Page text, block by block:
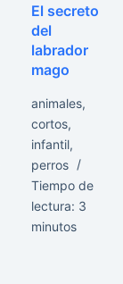
El secreto
del
labrador
mago
animales,
cortos,
infantil,
perros
Tiempo de
lectura: 3
minutos